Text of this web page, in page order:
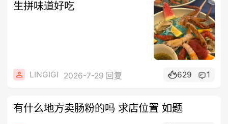
生拼味道好吃
LINGIGI 2026-7-29 回复 629 1
有什么地方卖肠粉的吗 求店位置 如题